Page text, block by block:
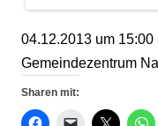
04.12.2013 um
Gemeindezentrum
Sharen mit: